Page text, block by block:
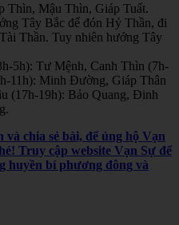
Thìn, Mậu Thìn, Giáp Tuất.
Tây Bắc để đón Hỷ Thần, đi
Thần. Tuy nhiên hướng Tây
5h): Tư Mệnh, Canh Thìn (7h-
11h): Minh Đường, Giáp Thân
(17h-19h): Bảo Quang, Đinh
chia sẻ bài, để ủng hộ Vạn
Truy cập website Vạn Sự để
huyền bí phương đông và